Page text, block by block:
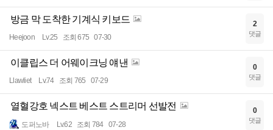
방금 막 도착한 기계식 키보드
Heejoon Lv.25 조회 675 07-30
2
댓글
이클립스 더 어웨이크닝 얘낸
Llawliet Lv.74 조회 765 07-29
0
댓글
열혈강호 넥스트 베스트 스트리머 선발전
도퍼노바 Lv.62 조회 784 07-28
0
댓글